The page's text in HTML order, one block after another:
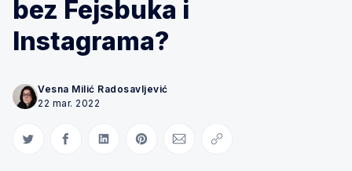
bez Fejsbuka i
Instagrama?
Vesna Milić Radosavljević
22 mar. 2022
Share on Twitter
Share on Facebook
Share on LinkedIn
Share on Pinterest
Share via Email
Copy link